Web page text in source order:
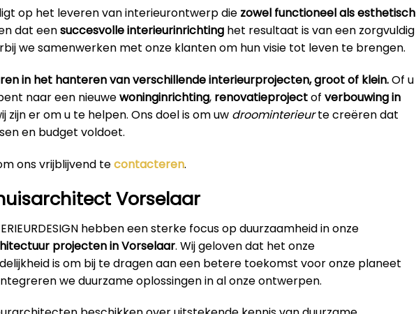
op het leveren van interieurontwerp die zowel functioneel als esthetisch
dat eensuccesvolle interieurinrichting het resultaat is van een zorgvuldig
we samenwerken met onze klanten om hun visie tot leven te brengen.
in het hanteren van verschillende interieurprojecten, groot of klein.Of u
naar een nieuwewoninginrichting, renovatieprojectof verbouwing in
zijn er om u te helpen. Ons doel is om uw droominterieurte creëren dat
en budget voldoet.
ons vrijblijvend tecontacteren.
Vorselaar
hebben een sterke focus op duurzaamheid in onze
projecten in Vorselaar. Wij geloven dat het onze
is om bij te dragen aan een betere toekomst voor onze planeet
we duurzame oplossingen in al onze ontwerpen.